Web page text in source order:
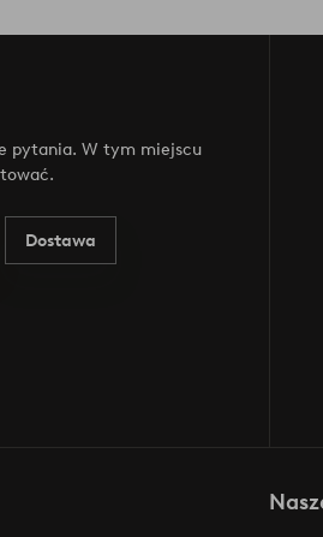
pytania. W tym miejscu
Dostawa